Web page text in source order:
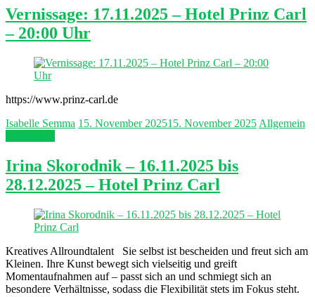
Vernissage: 17.11.2025 – Hotel Prinz Carl
– 20:00 Uhr
https://www.prinz-carl.de
Isabelle Semma 15. November 202515. November 2025 Allgemein
Irina Skorodnik – 16.11.2025 bis
28.12.2025 – Hotel Prinz Carl
Kreatives Allroundtalent Sie selbst ist bescheiden und freut sich am
Kleinen. Ihre Kunst bewegt sich vielseitig und greift
Momentaufnahmen auf – passt sich an und schmiegt sich an
besondere Verhältnisse, sodass die Flexibilität stets im Fokus steht.